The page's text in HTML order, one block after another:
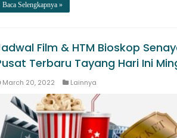
Baca Selengkapnya »
Film & HTM Bioskop
Terbaru Tayang Hari Ini
March 20, 2022 Lainnya